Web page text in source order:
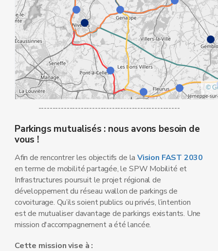
--------------------------------------------------
Parkings mutualisés : nous avons besoin de
vous !
Afin de rencontrer les objectifs de la Vision FAST 2030
en terme de mobilité partagée, le SPW Mobilité et
Infrastructures poursuit le projet régional de
développement du réseau wallon de parkings de
covoiturage. Qu’ils soient publics ou privés, l’intention
est de mutualiser davantage de parkings existants. Une
mission d'accompagnement a été lancée.
Cette mission vise à :